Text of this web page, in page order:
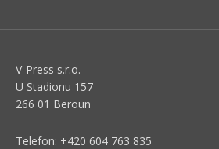
V-Press s.r.o.
U Stadionu 157
266 01 Beroun
Telefon: +420 604 763 835